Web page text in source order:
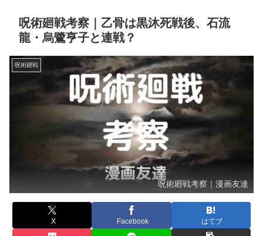
呪術廻戦考察｜乙骨は黒沐死戦後、石流
龍・烏鷺亨子と連戦？
呪術廻戦
呪術廻戦考察｜漫画友達
X Facebook はてブ